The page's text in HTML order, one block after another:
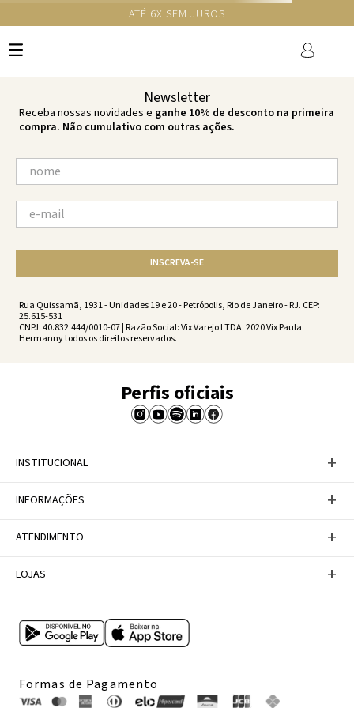
GANHE 10% NA PRIMEIRA COMPRA COM O CUPOM NEWS10
não encontramos resultados para:
'vestido-midi-vicky-reflection-
reflection-vc252121-2468'
O que você está procurando?